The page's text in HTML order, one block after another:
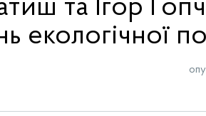
та Ігор
екологічної